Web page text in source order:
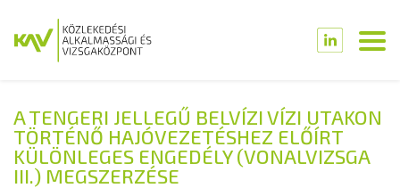
A TENGERI JELLEGŰ BELVÍZI VÍZI UTAKON
TÖRTÉNŐ HAJÓVEZETÉSHEZ ELŐÍRT
KÜLÖNLEGES ENGEDÉLY (VONALVIZSGA
III.) MEGSZERZÉSE